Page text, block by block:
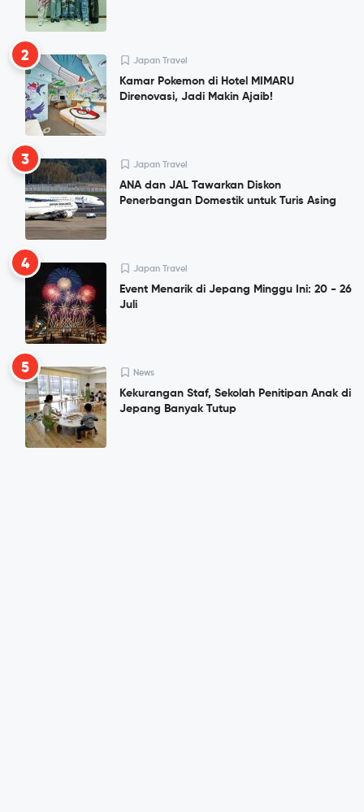
2 Japan Travel
Kamar Pokemon di Hotel MIMARU
Direnovasi, Jadi Makin Ajaib!
3 Japan Travel
ANA dan JAL Tawarkan Diskon
Penerbangan Domestik untuk Turis Asing
4 Japan Travel
Event Menarik di Jepang Minggu Ini: 20 - 26
Juli
5 News
Kekurangan Staf, Sekolah Penitipan Anak di
Jepang Banyak Tutup